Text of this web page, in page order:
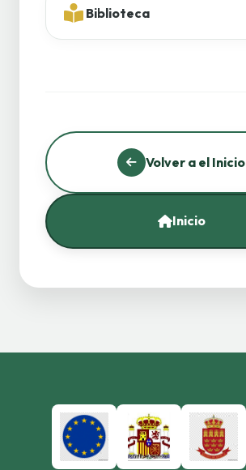
Biblioteca
Volver a el Inicio
Inicio